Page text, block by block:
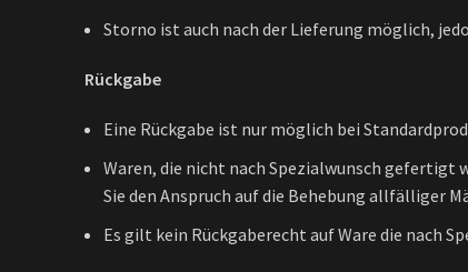
Storno ist auch nach der Lieferung möglich,
Rückgabe
Eine Rückgabe ist nur möglich bei
Waren, die nicht nach Spezialwunsch gefertigt
Sie den Anspruch auf die Behebung allfälliger
Es gilt kein Rückgaberecht auf Ware die nach